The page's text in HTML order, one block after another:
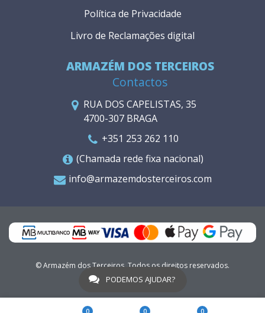
0 0 0
ARMAZÉM DOS TERCEIROS
Contactos
RUA DOS CAPELISTAS, 35
4700-307 BRAGA
+351 253 262 110
(Chamada rede fixa nacional)
info@armazemdosterceiros.com
Política de Privacidade
Livro de Reclamações digital
© Armazém dos Terceiros. Todos os direitos reservados.
WGO
PODEMOS AJUDAR?